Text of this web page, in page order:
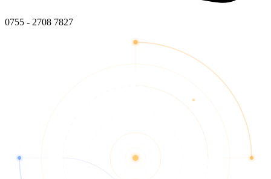
0755 - 2708 7827